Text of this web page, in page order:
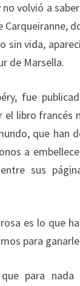
volvió a
Carqueiranne,
sin vida,
de Marsella.
fue
libro francés
que han
a
sus
es lo que
para
para